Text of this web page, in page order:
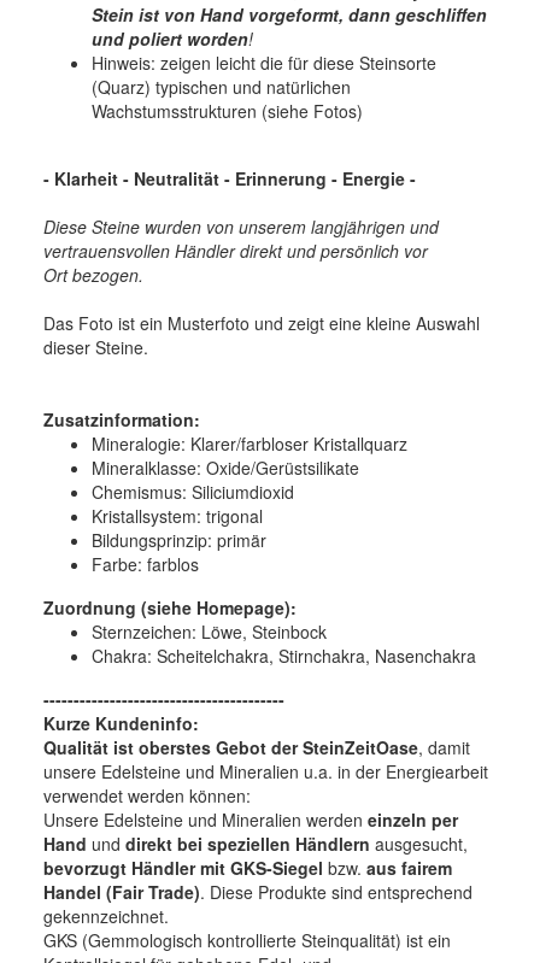
Stein ist von Hand vorgeformt, dann geschliffen
und poliert worden!
Hinweis: zeigen leicht die für diese Steinsorte
(Quarz) typischen und natürlichen
Wachstumsstrukturen (siehe Fotos)
- Klarheit - Neutralität - Erinnerung - Energie -
Diese Steine wurden von unserem langjährigen und
vertrauensvollen Händler direkt und persönlich vor
Ort bezogen.
Das Foto ist ein Musterfoto und zeigt eine kleine Auswahl
dieser Steine.
Zusatzinformation:
Mineralogie: Klarer/farbloser Kristallquarz
Mineralklasse: Oxide/Gerüstsilikate
Chemismus: Siliciumdioxid
Kristallsystem: trigonal
Bildungsprinzip: primär
Farbe: farblos
Zuordnung (siehe Homepage):
Sternzeichen: Löwe, Steinbock
Chakra: Scheitelchakra, Stirnchakra, Nasenchakra
----------------------------------------
Kurze Kundeninfo:
Qualität ist oberstes Gebot der SteinZeitOase, damit
unsere Edelsteine und Mineralien u.a. in der Energiearbeit
verwendet werden können:
Unsere Edelsteine und Mineralien werden einzeln per
Hand und direkt bei speziellen Händlern ausgesucht,
bevorzugt Händler mit GKS-Siegel bzw. aus fairem
Handel (Fair Trade). Diese Produkte sind entsprechend
gekennzeichnet.
GKS (Gemmologisch kontrollierte Steinqualität) ist ein